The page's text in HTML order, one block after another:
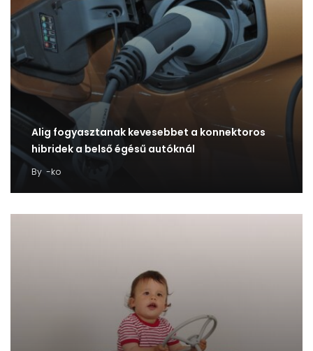
Alig fogyasztanak kevesebbet a konnektoros
hibridek a belső égésű autóknál
By -ko